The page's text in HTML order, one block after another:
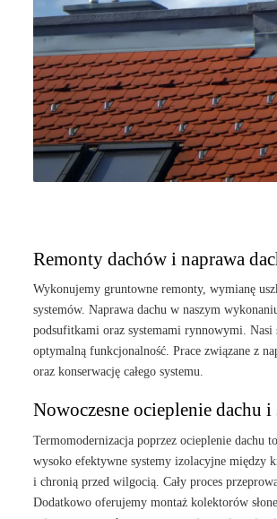
Remonty dachów i naprawa
Wykonujemy gruntowne remonty, wymianę
systemów. Naprawa dachu w naszym
podsufitkami oraz systemami rynnowymi.
optymalną funkcjonalność. Prace związane z
oraz konserwację całego systemu.
Nowoczesne ocieplenie dachu
Termomodernizacja poprzez ocieplenie dachu
wysoko efektywne systemy izolacyjne między
i chronią przed wilgocią. Cały proces
Dodatkowo oferujemy montaż kolektorów